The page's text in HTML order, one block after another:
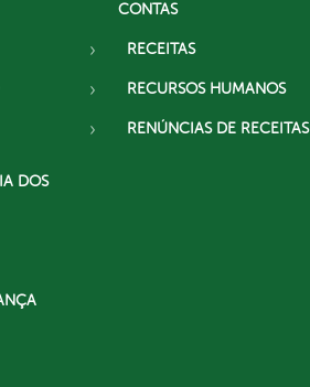
DOS
CONTAS
RECEITAS
RECURSOS HUMANOS
RENÚNCIAS DE RECEITAS